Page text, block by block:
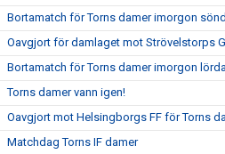
Bortamatch för Torns damer imorgon
Oavgjort för damlaget mot Strövelstorps
Bortamatch för Torns damer imorgon
Torns damer vann igen!
Oavgjort mot Helsingborgs FF för Torns
Matchdag Torns IF damer